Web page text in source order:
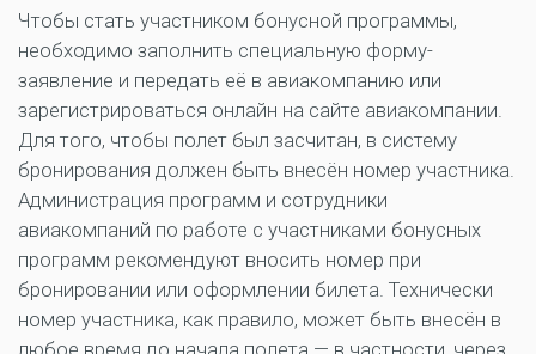
Чтобы стать участником бонусной программы,
необходимо заполнить специальную форму-
заявление и передать её в авиакомпанию или
зарегистрироваться онлайн на сайте авиакомпании.
Для того, чтобы полет был засчитан, в систему
бронирования должен быть внесён номер участника.
Администрация программ и сотрудники
авиакомпаний по работе с участниками бонусных
программ рекомендуют вносить номер при
бронировании или оформлении билета. Технически
номер участника, как правило, может быть внесён в